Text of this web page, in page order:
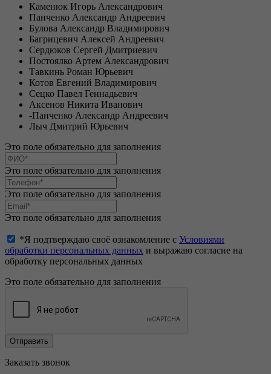
Каменюк Игорь Александрович
Панченко Александр Андреевич
Булова Александр Владимирович
Багрицевич Алексей Андреевич
Сердюков Сергей Дмитриевич
Постоялко Артем Александрович
Тавкинь Роман Юрьевич
Котов Евгений Владимирович
Сецко Павел Геннадьевич
Аксенов Никита Иванович
-Панченко Александр Андреевич
Лыч Дмитрий Юрьевич
Это поле обязательно для заполнения
Это поле обязательно для заполнения
Это поле обязательно для заполнения
Это поле обязательно для заполнения
*Я подтверждаю своё ознакомление с Условиями
обработки персональных данных и выражаю согласие на
обработку персональных данных
Это поле обязательно для заполнения
Заказать звонок